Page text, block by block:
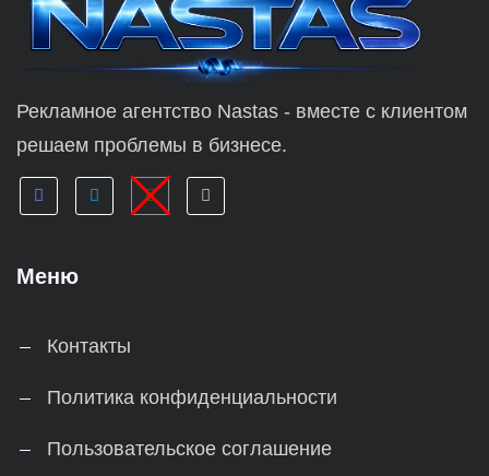
Рекламное агентство Nastas - вместе с клиентом
решаем проблемы в бизнесе.
Меню
Контакты
Политика конфиденциальности
Пользовательское соглашение